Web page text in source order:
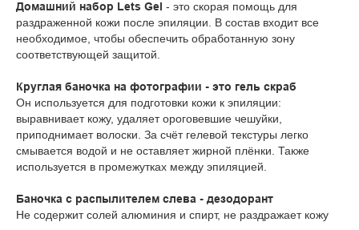
Домашний набор Lets Gel - это скорая помощь для
раздраженной кожи после эпиляции. В состав входит все
необходимое, чтобы обеспечить обработанную зону
соответствующей защитой.
Круглая баночка на фотографии - это гель скраб
Он используется для подготовки кожи к эпиляции:
выравнивает кожу, удаляет ороговевшие чешуйки,
приподнимает волоски. За счёт гелевой текстуры легко
смывается водой и не оставляет жирной плёнки. Также
используется в промежутках между эпиляцией.
Баночка с распылителем слева - дезодорант
Не содержит солей алюминия и спирт, не раздражает кожу